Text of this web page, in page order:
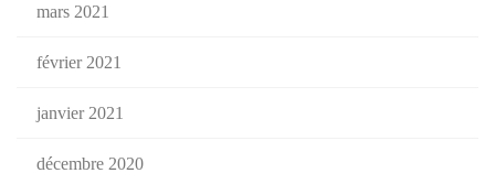
mars 2021
février 2021
janvier 2021
décembre 2020